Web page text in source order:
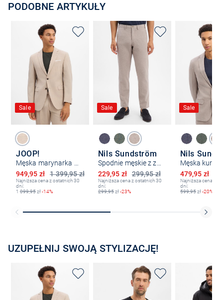
PODOBNE ARTYKUŁY
Sale
JOOP!
1 399,95 zł
Obniżona cena
949,95 zł
Najniższa cena z ostatnich 30
dni:
1 099,95zł-14%
Sale
Nils Sundström
299,95 zł
Obniżona cena
229,95 zł
Najniższa cena z ostatnich 30
dni:
299,95zł-23%
Sale
Nils
Obniżona
479,95 zł
Najniższa cena z
dni:
599,95zł-20%
UZUPEŁNIJ SWOJĄ STYLIZACJĘ!